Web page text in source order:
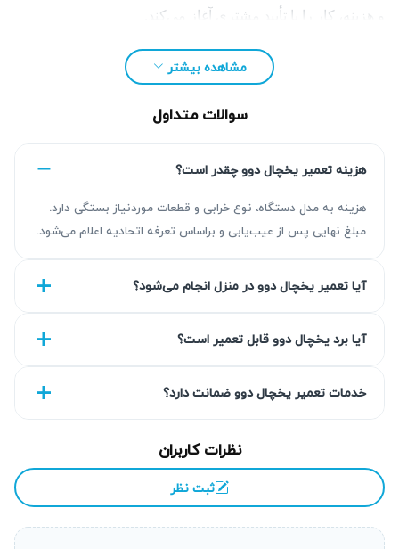
و هزینه، کار را با تأیید مشتری آغاز می‌کند.
این مجموعه علاوه بر تعمیر یخچال‌های دوو، خدمات تخصصی
تعمیر لوازم خانگی برقیرا در مناطق مختلف تهران ارائه
۰۲۱۴۵۴۳۷
تماس بگیرید.
در آریابهکار، خدمات تعمیر یخچال دوو به‌صورت تخصصی و
شفاف، گارانتی کتبی ۹۰ روزه و هزینه منطبق با نرخ اتحادیه انجام
می‌شود. کاربران می‌توانند برای ثبت درخواست تعمیر یخچال دوو،
مشاهده بیشتر
سوالات متداول
هزینه تعمیر یخچال دوو چقدر است؟
هزینه به مدل دستگاه، نوع خرابی و قطعات موردنیاز بستگی دارد.
مبلغ نهایی پس از عیب‌یابی و براساس تعرفه اتحادیه اعلام می‌شود.
آیا تعمیر یخچال دوو در منزل انجام می‌شود؟
آیا برد یخچال دوو قابل تعمیر است؟
خدمات تعمیر یخچال دوو ضمانت دارد؟
نظرات کاربران
ثبت نظر